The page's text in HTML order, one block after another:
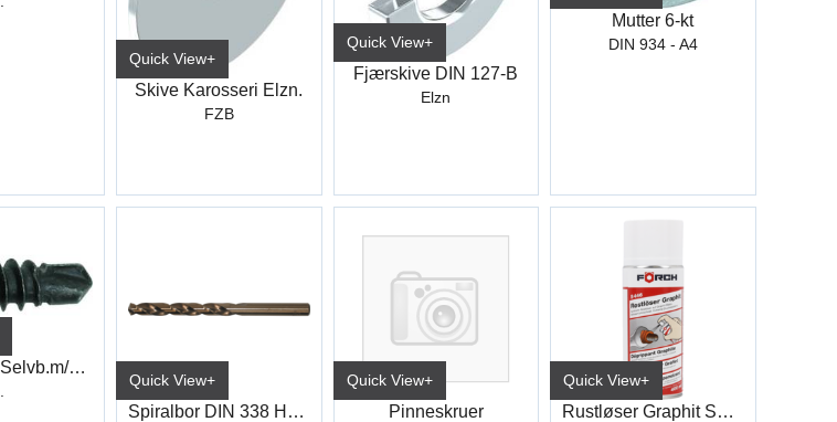
Quick View+
Skive Karosseri Elzn.
FZB
Quick View+
Fjærskive DIN 127-B
Elzn
Mutter 6-kt
DIN 934 - A4
Plateskrue Selvb.m/Flens PH Sort
.
Quick View+
Spiralbor DIN 338 HSS-Co, Type N
Quick View+
Pinneskruer
Quick View+
Rustløser Graphit S446 400 ml